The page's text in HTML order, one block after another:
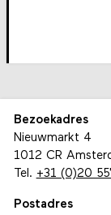
Bezoekadres
Nieuwmarkt 4
1012 CR
Tel. +31 (0)20
Postadres